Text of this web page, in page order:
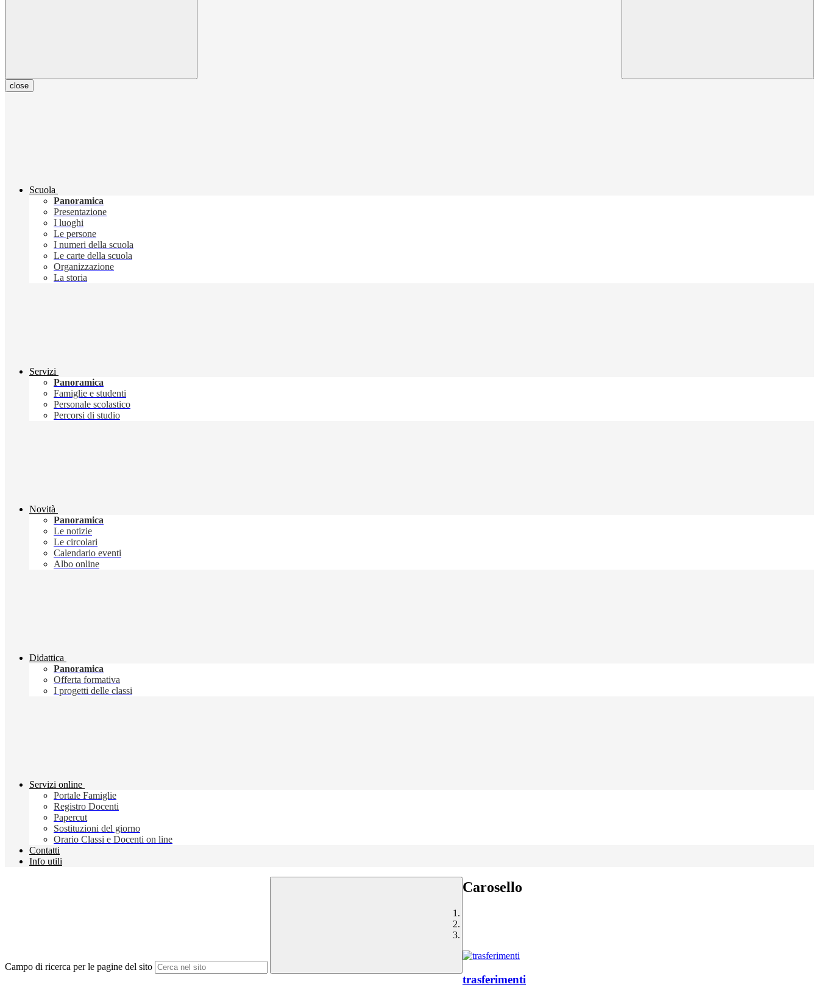
close
Scuola
Panoramica
Presentazione
I luoghi
Le persone
I numeri della scuola
Le carte della scuola
Organizzazione
La storia
Servizi
Panoramica
Famiglie e studenti
Personale scolastico
Percorsi di studio
Novità
Panoramica
Le notizie
Le circolari
Calendario eventi
Albo online
Didattica
Panoramica
Offerta formativa
I progetti delle classi
Servizi online
Portale Famiglie
Registro Docenti
Papercut
Sostituzioni del giorno
Orario Classi e Docenti on line
Contatti
Info utili
Campo di ricerca per le pagine del sito
Carosello
trasferimenti